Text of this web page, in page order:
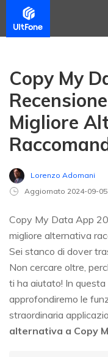
Copy My
Migliore
Lorenzo Adomani
Aggiornato 2024-09-
Copy My Data App
migliore alternativa
Sei stanco di dover
Non cercare oltre,
ti ha aiutato! In
approfondiremo le
straordinaria
alternativa a Copy